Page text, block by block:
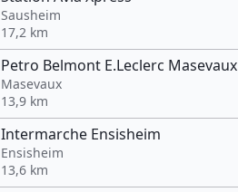
Sausheim
17,2 km
Petro Belmont E.Leclerc Masevaux
Masevaux
13,9 km
Intermarche Ensisheim
Ensisheim
13,6 km